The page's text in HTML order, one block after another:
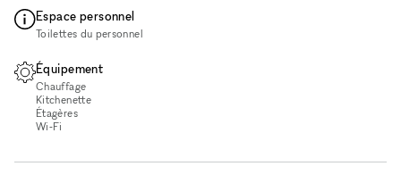
Espace personnel
Toilettes du personnel
Équipement
Chauffage
Kitchenette
Étagères
Wi‑Fi